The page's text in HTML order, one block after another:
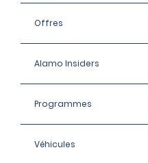
Offres
Alamo Insiders
Programmes
Véhicules